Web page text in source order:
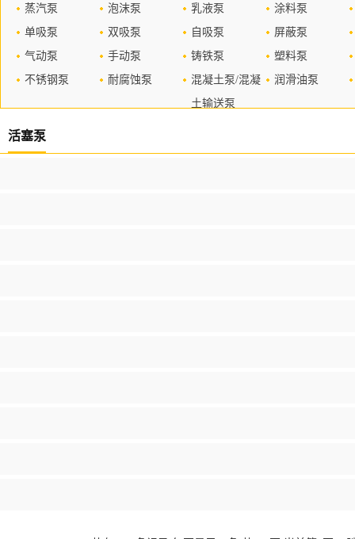
蒸汽泵
泡沫泵 乳液泵
涂料泵
单吸泵
双吸泵 自吸泵
屏蔽泵
气动泵
手动泵 铸铁泵
塑料泵
不锈钢泵
耐腐蚀泵
混凝土泵/混凝
土输送泵
润滑油泵
活塞泵